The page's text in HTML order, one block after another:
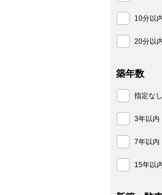
10分以
20分以
築年数
指定なし
3年以内
7年以内
15年以